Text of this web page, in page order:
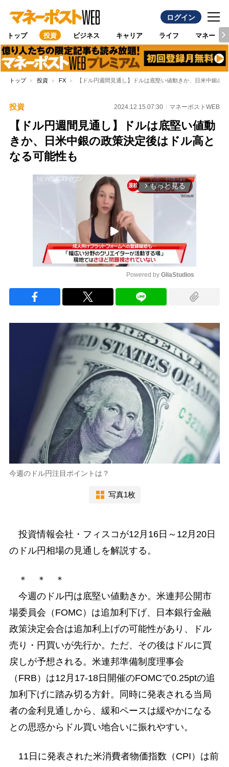
ログイン
トップ 投資 ビジネス キャリア ライフ マネー
トップ 投資 FX 【ドル円週間見通し】ドルは底堅い値動きか、日米中銀の
投資 2024.12.15 07:30 マネーポストWEB
【ドル円週間見通し】ドルは底堅い値動
きか、日米中銀の政策決定後はドル高と
なる可能性も
arrow_forward_ios もっと見る
Powered by GliaStudios
今週のドル円注目ポイントは？
写真1枚
投資情報会社・フィスコが12月16日～12月20日
のドル円相場の見通しを解説する。
＊ ＊ ＊
今週のドル円は底堅い値動きか。米連邦公開市
場委員会（FOMC）は追加利下げ、日本銀行金融
政策決定会合は追加利上げの可能性があり、ドル
売り・円買いが先行か。ただ、その後はドルに買
戻しが予想される。米連邦準備制度理事会
（FRB）は12月17-18日開催のFOMCで0.25ptの追
加利下げに踏み切る方針。同時に発表される当局
者の金利見通しから、緩和ペースは緩やかになる
との思惑からドル買い地合いに振れやすい。
11日に発表された米消費者物価指数（CPI）は前